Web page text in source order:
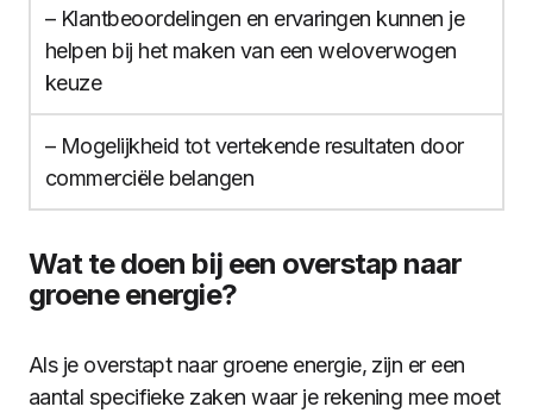
– Klantbeoordelingen en ervaringen kunnen je
helpen bij het maken van een weloverwogen
keuze
– Mogelijkheid tot vertekende resultaten door
commerciële belangen
Wat te doen bij een overstap naar
groene energie?
Als je overstapt naar groene energie, zijn er een
aantal specifieke zaken waar je rekening mee moet